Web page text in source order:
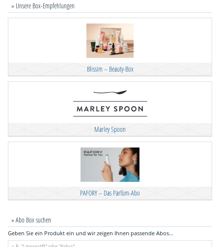
» Unsere Box-Empfehlungen
Blissim – Beauty-Box
Marley Spoon
PAFORY – Das Parfüm-Abo
» Abo Box suchen
Geben Sie ein Produkt ein und wir zeigen Ihnen passende Abos...